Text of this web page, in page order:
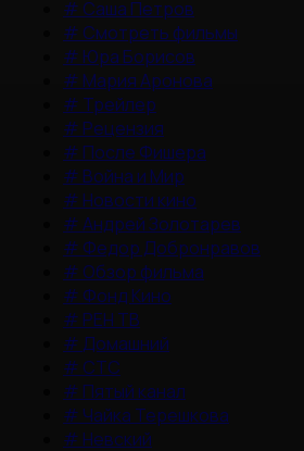
# Саша Петров
# Смотреть фильмы
# Юра Борисов
# Мария Аронова
# Трейлер
# Рецензия
# После Фишера
# Война и Мир
# Новости кино
#Андрей Золотарев
# Федор Добронравов
# Обзор фильма
# Фонд Кино
# РЕН ТВ
# Домашний
# СТС
# Пятый канал
# Чайка Терешкова
# Невский